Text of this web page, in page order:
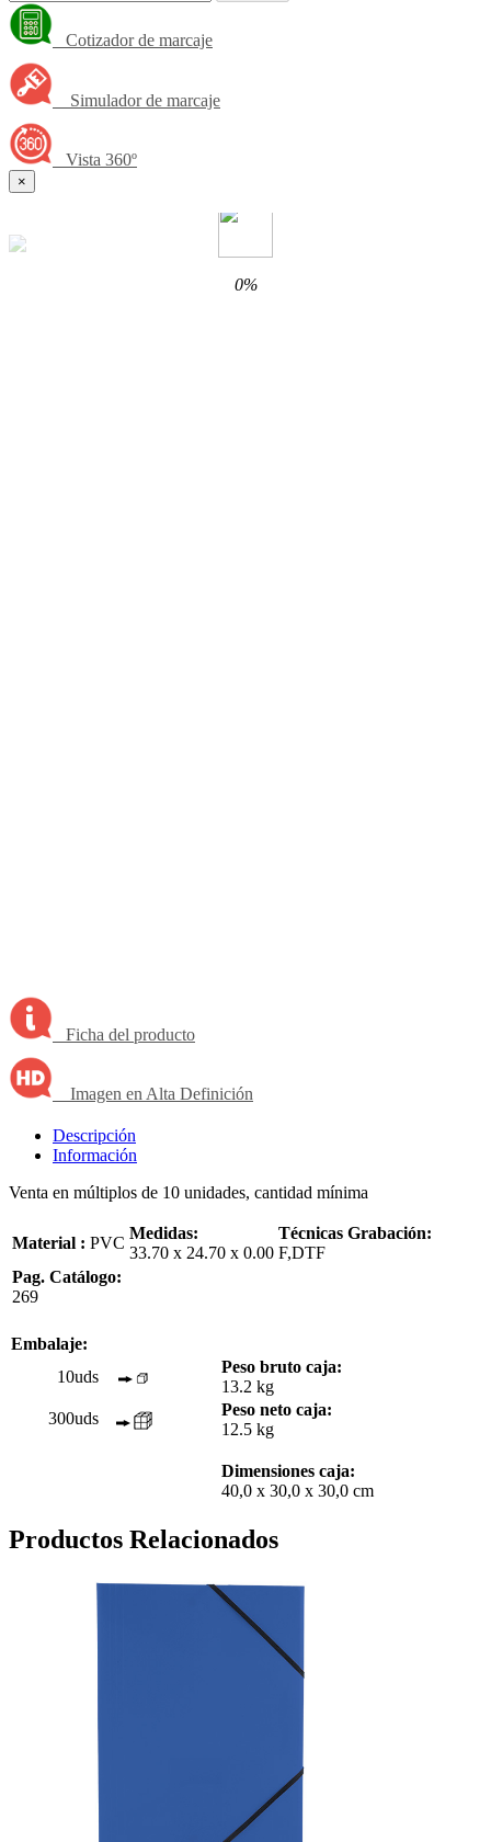
Cotizador de marcaje
Simulador de marcaje
Vista 360º
×
Ficha del producto
Imagen en Alta Definición
Descripción
Información
Venta en múltiplos de 10 unidades, cantidad mínima
Material : PVC
Medidas:
33.70 x 24.70 x 0.00
Técnicas Grabación:
F,DTF
Pag. Catálogo:
269
Embalaje:
10uds
Peso bruto caja:
13.2 kg
300uds
Peso neto caja:
12.5 kg
Dimensiones caja:
40,0 x 30,0 x 30,0 cm
Productos Relacionados